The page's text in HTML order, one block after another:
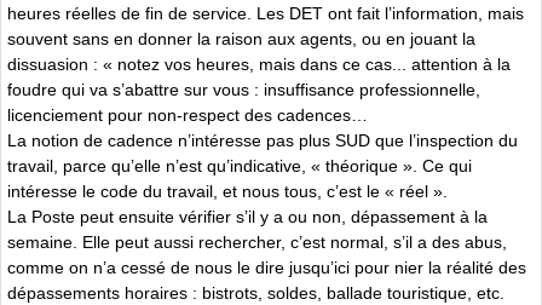
heures réelles de fin de service. Les DET ont fait l’information, mais
souvent sans en donner la raison aux agents, ou en jouant la
dissuasion : « notez vos heures, mais dans ce cas... attention à la
foudre qui va s’abattre sur vous : insuffisance professionnelle,
licenciement pour non-respect des cadences…
La notion de cadence n’intéresse pas plus SUD que l’inspection du
travail, parce qu’elle n’est qu’indicative, « théorique ». Ce qui
intéresse le code du travail, et nous tous, c’est le « réel ».
La Poste peut ensuite vérifier s’il y a ou non, dépassement à la
semaine. Elle peut aussi rechercher, c’est normal, s’il a des abus,
comme on n’a cessé de nous le dire jusqu’ici pour nier la réalité des
dépassements horaires : bistrots, soldes, ballade touristique, etc.